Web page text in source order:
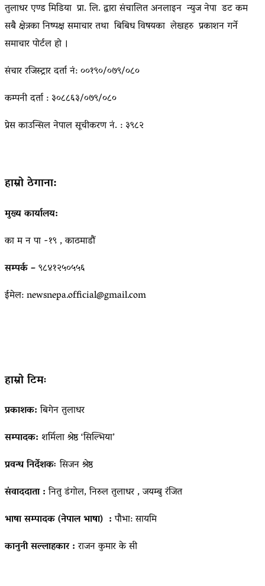
तुलाधर एण्ड मिडिया प्रा. लि. द्वारा संचालित अनलाइन न्युज नेपा डट कम
सबै क्षेत्रका निष्पक्ष समाचार तथा बिबिध विषयका लेखहरु प्रकाशन गर्ने
समाचार पोर्टल हो ।
संचार रजिस्ट्रार दर्ता नं: ००१९०/०७९/०८०
कम्पनी दर्ता : ३०८८६३/०७९/०८०
प्रेस काउन्सिल नेपाल सूचीकरण नं. : ३९८२
हाम्रो ठेगाना:
मुख्य कार्यालय:
का म न पा -१९ , काठमाडौं
सम्पर्क –९८४१२५०५५६
ईमेल: newsnepa.official@gmail.com
हाम्रो टिमः
प्रकाशक:बिगेन तुलाधर
सम्पादक: शर्मिला श्रेष्ठ ‘सिल्भिया’
प्रवन्ध निर्देशकःसिजन श्रेष्ठ
संवाददाता :नितु डंगोल, निरुल तुलाधर , जयम्बु रंजित
भाषा सम्पादक (नेपाल भाषा) :पौभा: सायमि
कानुनी सल्लाहकार :राजन कुमार के सी